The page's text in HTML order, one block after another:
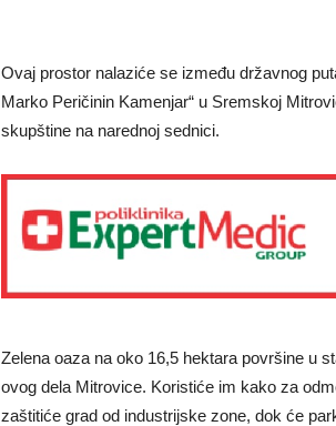
Ovaj prostor nalaziće se između državnog
Marko Peričinin Kamenjar“ u Sremskoj
skupštine na narednoj sednici.
Zelena oaza na oko 16,5 hektara površine u
ovog dela Mitrovice. Koristiće im kako za
zaštitiće grad od industrijske zone, dok će